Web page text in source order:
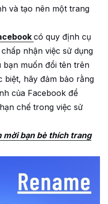
và tạo nên một trang
có quy định cụ
nhận việc sử dụng
bạn muốn đổi tên trên
biệt, hãy đảm bảo rằng
của Facebook để
chế trong việc sử
mời bạn bè thích trang